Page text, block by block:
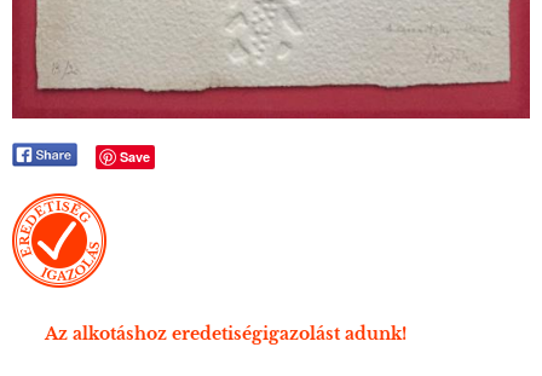
Save
Az alkotáshoz eredetiségigazolást adunk!